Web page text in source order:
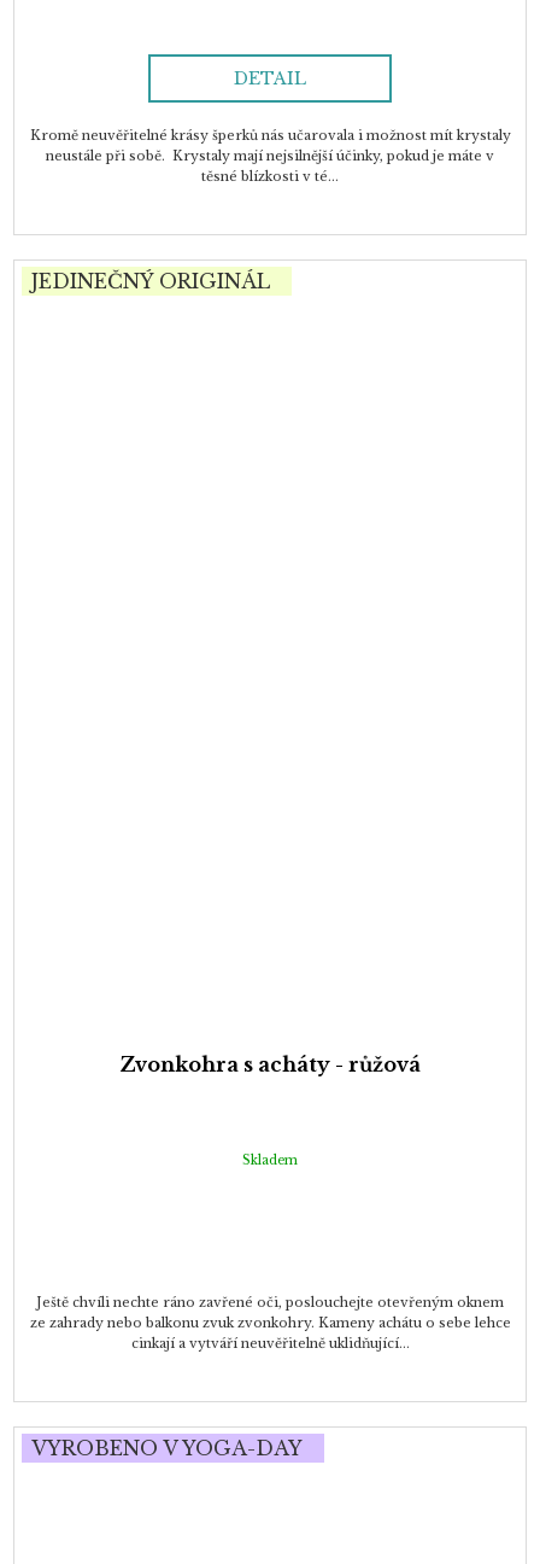
DETAIL
Kromě neuvěřitelné krásy šperků nás učarovala i možnost mít krystaly
neustále při sobě. Krystaly mají nejsilnější účinky, pokud je máte v
těsné blízkosti v té...
JEDINEČNÝ ORIGINÁL
Zvonkohra s acháty - růžová
Skladem
Ještě chvíli nechte ráno zavřené oči, poslouchejte otevřeným oknem
ze zahrady nebo balkonu zvuk zvonkohry. Kameny achátu o sebe lehce
cinkají a vytváří neuvěřitelně uklidňující...
VYROBENO V YOGA-DAY